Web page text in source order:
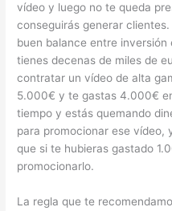
vídeo y luego no te queda
conseguirás generar
buen balance entre
tienes decenas de miles de
contratar un vídeo de alta
5.000€ y te gastas 4.000€
tiempo y estás quemando
para promocionar ese vídeo,
que si te hubieras gastado
promocionarlo.
La regla que te